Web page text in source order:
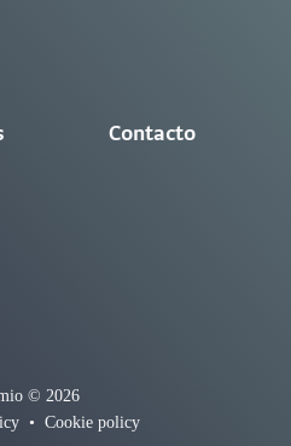
Contacto
© 2026
• Cookie policy